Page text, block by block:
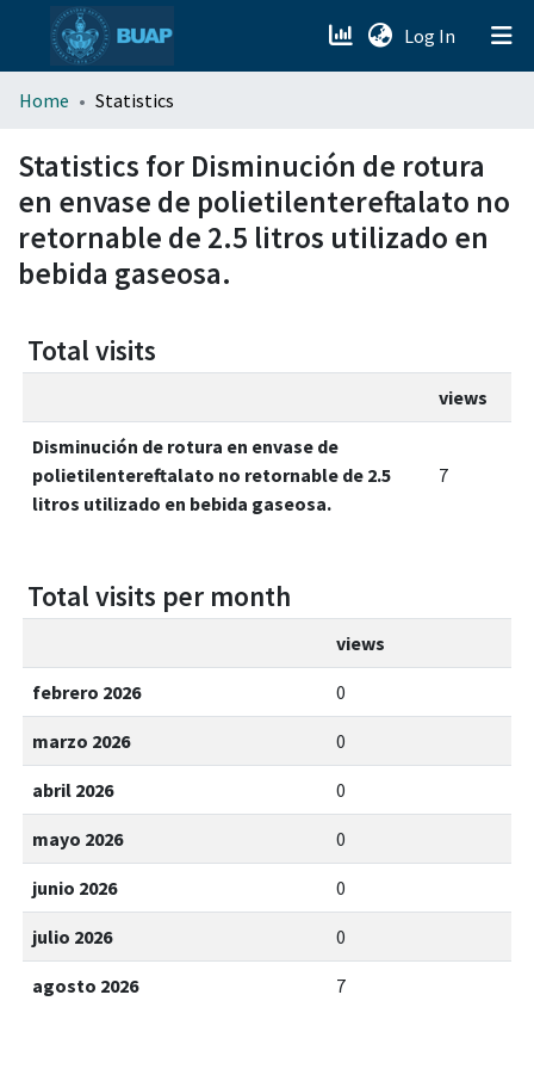
Log In (current)
menu.section.about_menu
All of DSpace
Home Statistics
Statistics for Disminución de rotura
en envase de polietilentereftalato no
retornable de 2.5 litros utilizado en
bebida gaseosa.
Total visits
views
Disminución de rotura en envase de
polietilentereftalato no retornable de 2.5
litros utilizado en bebida gaseosa.
7
Total visits per month
views
febrero 2026 0
marzo 2026 0
abril 2026 0
mayo 2026 0
junio 2026 0
julio 2026 0
agosto 2026 7